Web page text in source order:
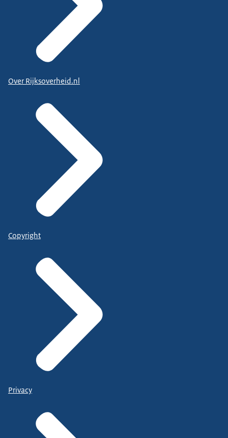
Over Rijksoverheid.nl
Copyright
Privacy